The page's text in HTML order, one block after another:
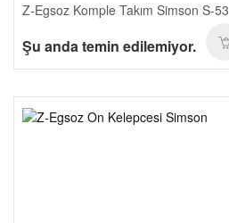
Z-Egsoz Komple Takım Simson S-53
Şu anda temin edilemiyor.